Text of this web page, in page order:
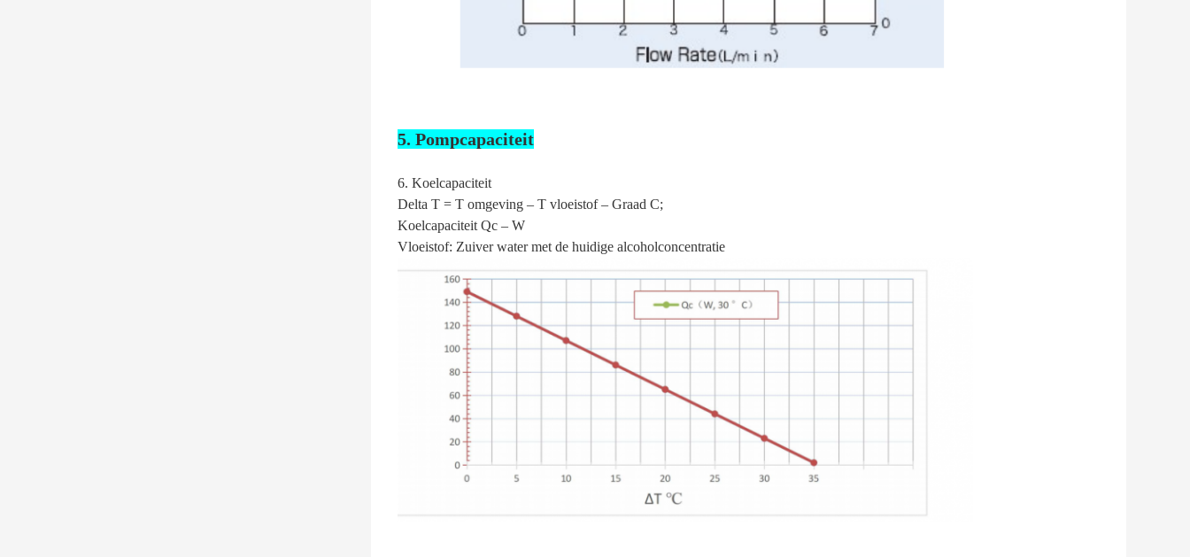
5. Pompcapaciteit
6. Koelcapaciteit
Delta T = T omgeving – T vloeistof – Graad C;
Koelcapaciteit Qc – W
Vloeistof: Zuiver water met de huidige alcoholconcentratie